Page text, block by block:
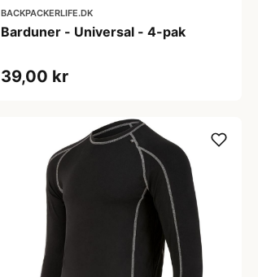
BACKPACKERLIFE.DK
Barduner - Universal - 4-pak
39,00 kr